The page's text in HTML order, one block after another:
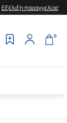
Εξέλιξη παραγγελίας
0